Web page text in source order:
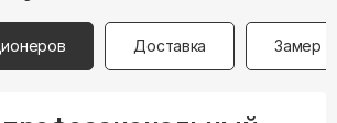
Доставка Замер